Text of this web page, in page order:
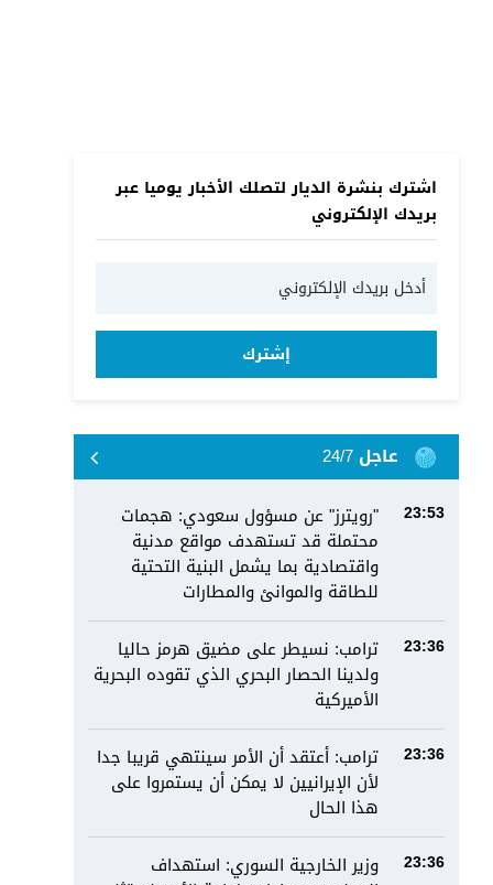
اشترك بنشرة الديار لتصلك الأخبار يوميا عبر
بريدك الإلكتروني
إشترك
عاجل 24/7
23:53
"رويترز" عن مسؤول سعودي: هجمات
محتملة قد تستهدف مواقع مدنية
واقتصادية بما يشمل البنية التحتية
للطاقة والموانئ والمطارات
23:36
ترامب: نسيطر على مضيق هرمز حاليا
ولدينا الحصار البحري الذي تقوده البحرية
الأميركية
23:36
ترامب: أعتقد أن الأمر سينتهي قريبا جدا
لأن الإيرانيين لا يمكن أن يستمروا على
هذا الحال
23:36
وزير الخارجية السوري: استهداف